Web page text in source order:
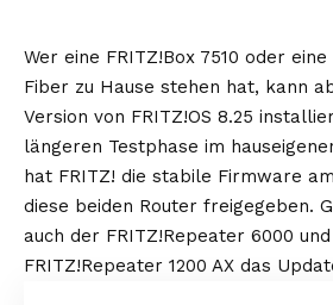
Wer eine FRITZ!Box 7510 oder eine
Fiber zu Hause stehen hat, kann
Version von FRITZ!OS 8.25
längeren Testphase im
hat FRITZ! die stabile Firmware
diese beiden Router freigegeben.
auch der FRITZ!Repeater 6000
FRITZ!Repeater 1200 AX das